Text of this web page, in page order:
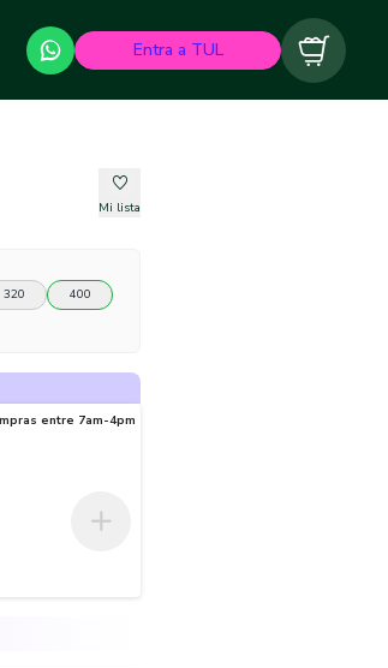
Entra a TUL Carrito
Mi lista
320
400
entre 7am-4pm